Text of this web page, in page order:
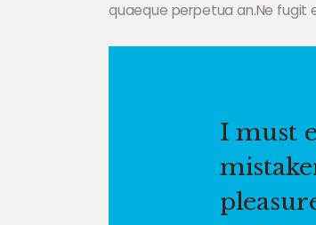
quaeque perpetua an.Ne fugit
I must